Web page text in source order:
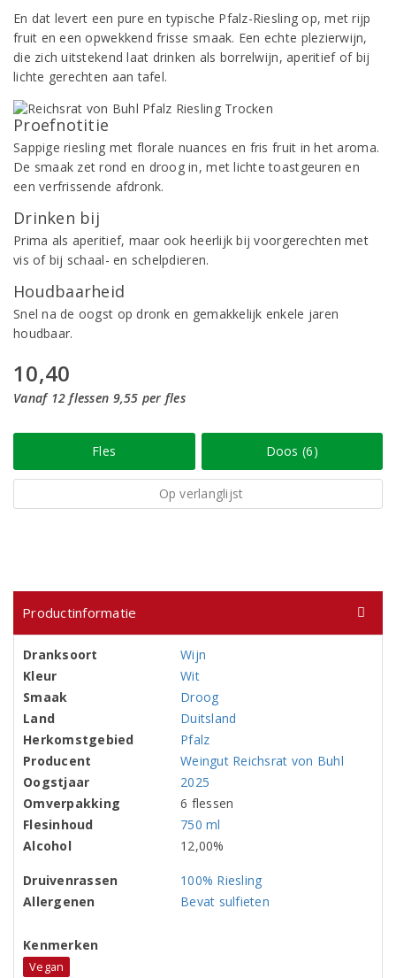
En dat levert een pure en typische Pfalz-Riesling op, met rijp
fruit en een opwekkend frisse smaak. Een echte plezierwijn,
die zich uitstekend laat drinken als borrelwijn, aperitief of bij
lichte gerechten aan tafel.
Proefnotitie
Sappige riesling met florale nuances en fris fruit in het aroma.
De smaak zet rond en droog in, met lichte toastgeuren en
een verfrissende afdronk.
Drinken bij
Prima als aperitief, maar ook heerlijk bij voorgerechten met
vis of bij schaal- en schelpdieren.
Houdbaarheid
Snel na de oogst op dronk en gemakkelijk enkele jaren
houdbaar.
10,40
Vanaf 12 flessen 9,55 per fles
Fles Doos (6)
Op verlanglijst
Productinformatie
Dranksoort
Wijn
Kleur
Wit
Smaak
Droog
Land
Duitsland
Herkomstgebied
Pfalz
Producent
Weingut Reichsrat von Buhl
Oogstjaar
2025
Omverpakking
6 flessen
Flesinhoud
750 ml
Alcohol
12,00%
Druivenrassen
100% Riesling
Allergenen
Bevat sulfieten
Kenmerken
Vegan